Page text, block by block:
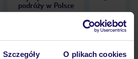
Szczegóły O plikach cookies
podróży w Polsce